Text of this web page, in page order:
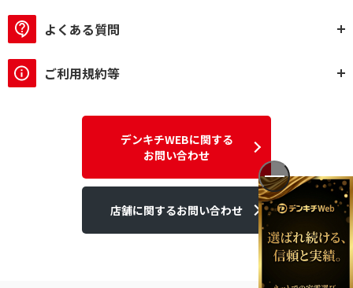
よくある質問
ご利用規約等
デンキチWEBに関する
お問い合わせ
店舗に関するお問い合わせ